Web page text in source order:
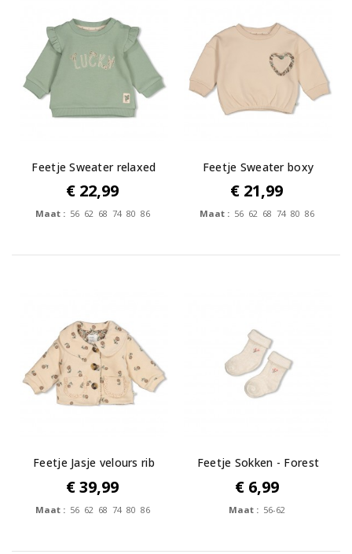
Feetje Sweater relaxed
fit -...
€ 22,99
Maat : 56 62 68 74 80 86
Feetje Sweater boxy
oversized -...
€ 21,99
Maat : 56 62 68 74 80 86
Feetje Jasje velours rib
met...
€ 39,99
Maat : 56 62 68 74 80 86
Feetje Sokken - Forest
Garden
€ 6,99
Maat : 56-62